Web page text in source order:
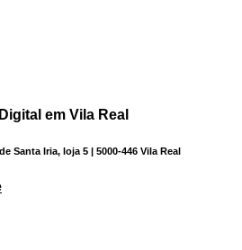
em Vila Real
Santa Iria, loja 5 | 5000-446 Vila Real